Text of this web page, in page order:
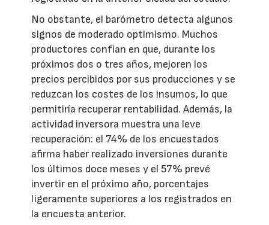
No obstante, el barómetro detecta algunos
signos de moderado optimismo. Muchos
productores confían en que, durante los
próximos dos o tres años, mejoren los
precios percibidos por sus producciones y se
reduzcan los costes de los insumos, lo que
permitiría recuperar rentabilidad. Además, la
actividad inversora muestra una leve
recuperación: el 74% de los encuestados
afirma haber realizado inversiones durante
los últimos doce meses y el 57% prevé
invertir en el próximo año, porcentajes
ligeramente superiores a los registrados en
la encuesta anterior.